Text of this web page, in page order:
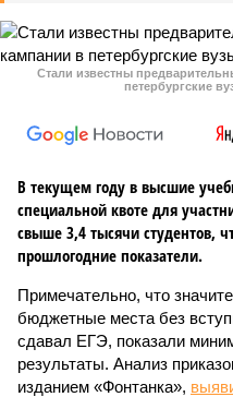
Стали известны
петербургские
В текущем году в высшие
специальной квоте для
свыше 3,4 тысячи студентов,
прошлогодние показатели.
Примечательно, что
бюджетные места без
сдавал ЕГЭ, показали
результаты. Анализ
изданием «Фонтанка»,